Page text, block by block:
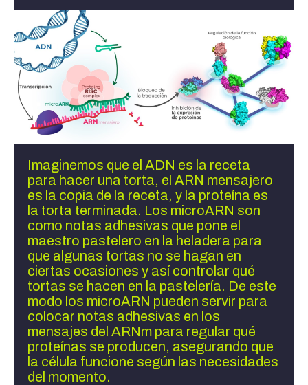
Imaginemos que el ADN es la receta
para hacer una torta, el ARN mensajero
es la copia de la receta, y la proteína es
la torta terminada. Los microARN son
como notas adhesivas que pone el
maestro pastelero en la heladera para
que algunas tortas no se hagan en
ciertas ocasiones y así controlar qué
tortas se hacen en la pastelería. De este
modo los microARN pueden servir para
colocar notas adhesivas en los
mensajes del ARNm para regular qué
proteínas se producen, asegurando que
la célula funcione según las necesidades
del momento.